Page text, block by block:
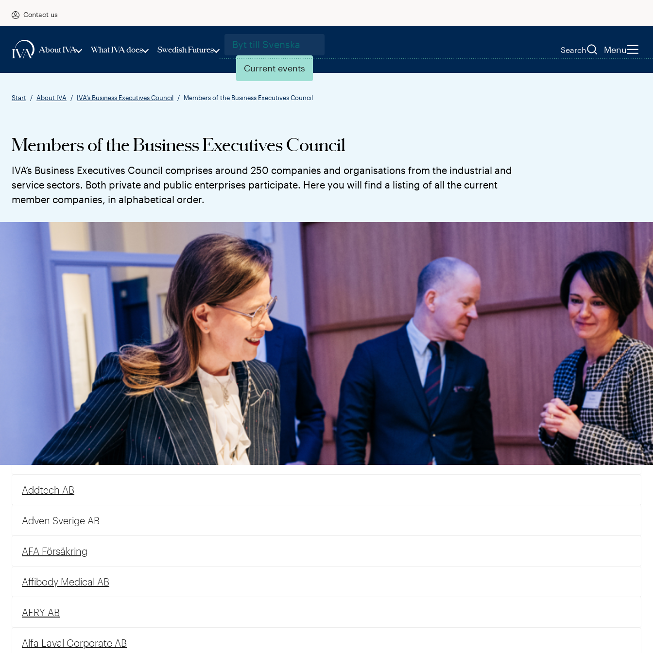
Contact us
About IVA What IVA does Swedish Futures Byt till Svenska
Current events
Search Menu
Start About IVA IVA’s Business Executives Council Members of the Business Executives Council
Members of the Business Executives Council
IVA’s Business Executives Council comprises around 250 companies and organisations from the industrial and
service sectors. Both private and public enterprises participate. Here you will find a listing of all the current
member companies, in alphabetical order.
Accenture Services AB
Addtech AB
Adven Sverige AB
AFA Försäkring
Affibody Medical AB
AFRY AB
Alfa Laval Corporate AB